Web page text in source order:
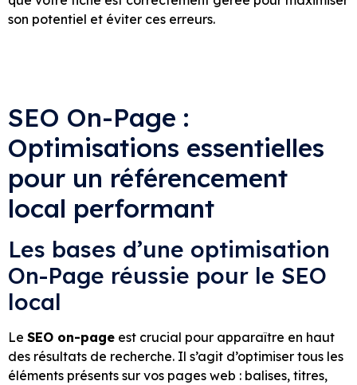
son potentiel et éviter ces erreurs.
SEO On-Page :
Optimisations essentielles
pour un référencement
local performant
Les bases d’une optimisation
On-Page réussie pour le SEO
local
Le SEO on-page est crucial pour apparaître en haut
des résultats de recherche. Il s’agit d’optimiser tous les
éléments présents sur vos pages web : balises, titres,